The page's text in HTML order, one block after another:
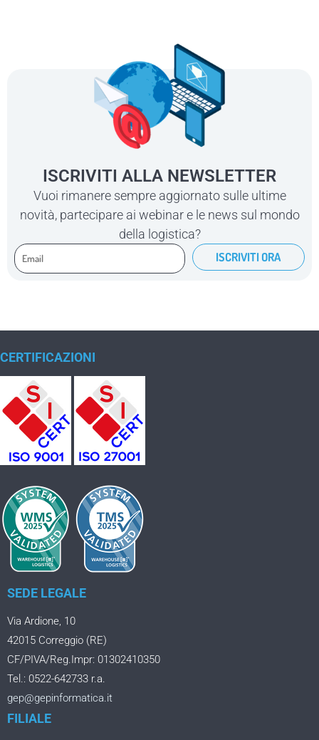
ISCRIVITI ALLA NEWSLETTER
Vuoi rimanere sempre aggiornato sulle ultime
novità, partecipare ai webinar e le news sul mondo
della logistica?
CERTIFICAZIONI
SEDE LEGALE
Via Ardione, 10
42015 Correggio (RE)
CF/PIVA/Reg.Impr: 01302410350
Tel.: 0522-642733 r.a.
gep@gepinformatica.it
FILIALE